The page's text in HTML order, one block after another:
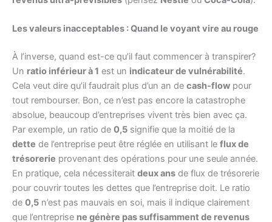
Les valeurs inacceptables : Quand le voyant vire au rouge
À l’inverse, quand est-ce qu’il faut commencer à transpirer?
Un ratio inférieur à 1 est un indicateur de vulnérabilité.
Cela veut dire qu’il faudrait plus d’un an de cash-flow pour
tout rembourser. Bon, ce n’est pas encore la catastrophe
absolue, beaucoup d’entreprises vivent très bien avec ça.
Par exemple, un ratio de 0,5 signifie que la moitié de la
dette de l’entreprise peut être réglée en utilisant le flux de
trésorerie provenant des opérations pour une seule année.
En pratique, cela nécessiterait deux ans de flux de trésorerie
pour couvrir toutes les dettes que l’entreprise doit. Le ratio
de 0,5 n’est pas mauvais en soi, mais il indique clairement
que l’entreprise ne génère pas suffisamment de revenus